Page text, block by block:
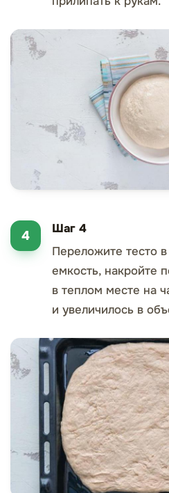
Шаг 4
Переложите тесто
емкость, накройте
в теплом месте на
и увеличилось в